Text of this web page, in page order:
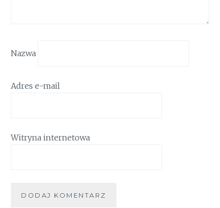
Nazwa
Adres e-mail
Witryna internetowa